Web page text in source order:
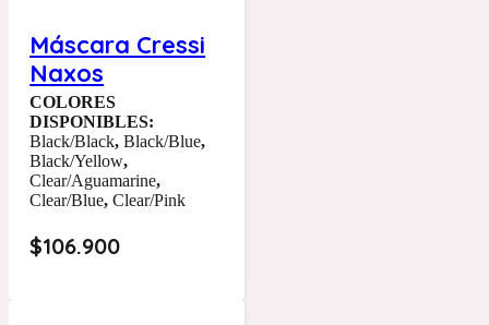
Máscara Cressi
Naxos
COLORES
DISPONIBLES:
Black/Black,Black/Blue,
Black/Yellow,
Clear/Aguamarine,
Clear/Blue,Clear/Pink
$106.900